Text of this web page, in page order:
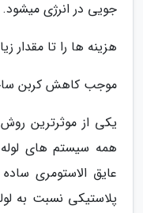
جویی در انرژی میشود.
هزینه ها را تا
موجب کاهش کربن
یکی از موثرترین
همه سیستم های
عایق الاستومری
پلاستیکی نسبت به